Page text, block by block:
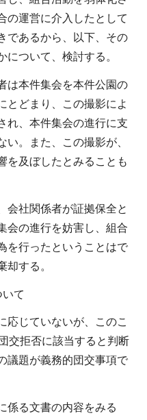
の運営に介入したとして
であるから、以下、その
について、検討する。
本件集会を本件公園の
とどまり、この撮影によ
れ、本件集会の進行に支
。また、この撮影が、
を及ぼしたとみることも
社関係者が証拠保全と
会の進行を妨害し、組合
を行ったということはで
却する。
いて
じていないが、このこ
交拒否に該当すると判断
議題が義務的団交事項で
る文書の内容をみる